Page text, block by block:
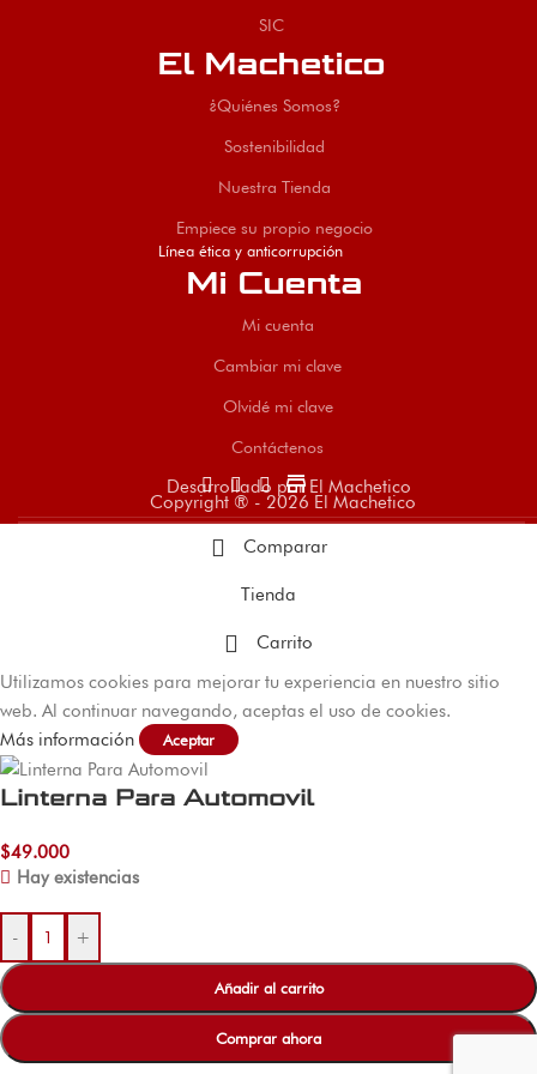
SIC
El Machetico
¿Quiénes Somos?
Sostenibilidad
Nuestra Tienda
Empiece su propio negocio
Línea ética y anticorrupción
Mi Cuenta
Mi cuenta
Cambiar mi clave
Olvidé mi clave
Contáctenos
store
Desarrollado por El Machetico
Copyright ® - 2026 El Machetico
Comparar
Tienda
Carrito
Utilizamos cookies para mejorar tu experiencia en nuestro sitio
web. Al continuar navegando, aceptas el uso de cookies.
Más información
Aceptar
Linterna Para Automovil
$49.000
Hay existencias
- +
Añadir al carrito
Comprar ahora